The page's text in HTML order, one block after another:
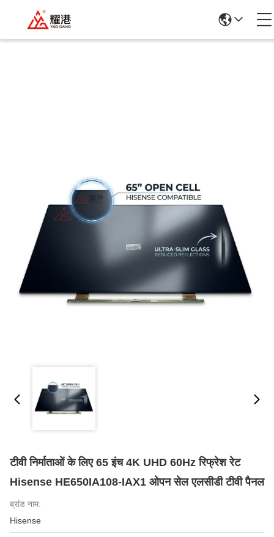
टीवी निर्माताओं के लिए 65 इंच 4K UHD 60Hz रिफ्रेश रेट
Hisense HE650IA108-IAX1 ओपन सेल एलसीडी टीवी पैनल
ब्रांड नाम:
Hisense